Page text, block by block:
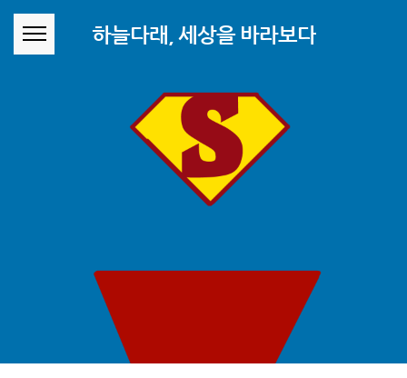
하늘다래, 세상을 바라보다